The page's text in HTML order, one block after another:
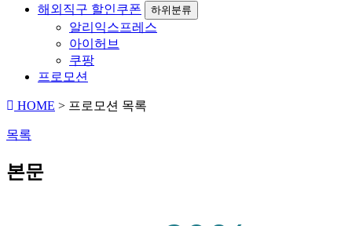
해외직구 할인쿠폰
하위분류
알리익스프레스
아이허브
쿠팡
프로모션
HOME > 프로모션 목록
목록
본문